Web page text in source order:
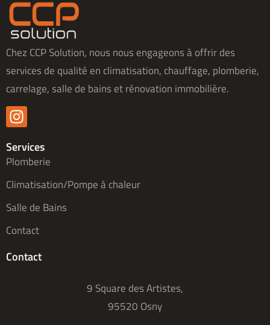
Chez CCP Solution, nous nous engageons à offrir des
services de qualité en climatisation, chauffage, plomberie,
carrelage, salle de bains et rénovation immobilière.
Services
Plomberie
Climatisation/Pompe à chaleur
Salle de Bains
Contact
Contact
9 Square des Artistes,
95520 Osny